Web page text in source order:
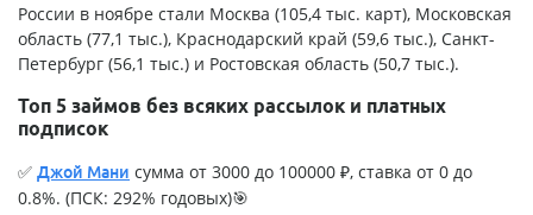
России в ноябре стали Москва (105,4 тыс. карт), Московская
область (77,1 тыс.), Краснодарский край (59,6 тыс.), Санкт-
Петербург (56,1 тыс.) и Ростовская область (50,7 тыс.).
Топ 5 займов без всяких рассылок и платных
подписок
✅ Джой Мани сумма от 3000 до 100000 ₽, ставка от 0 до
0.8%. (ПСК: 292% годовых)🎯